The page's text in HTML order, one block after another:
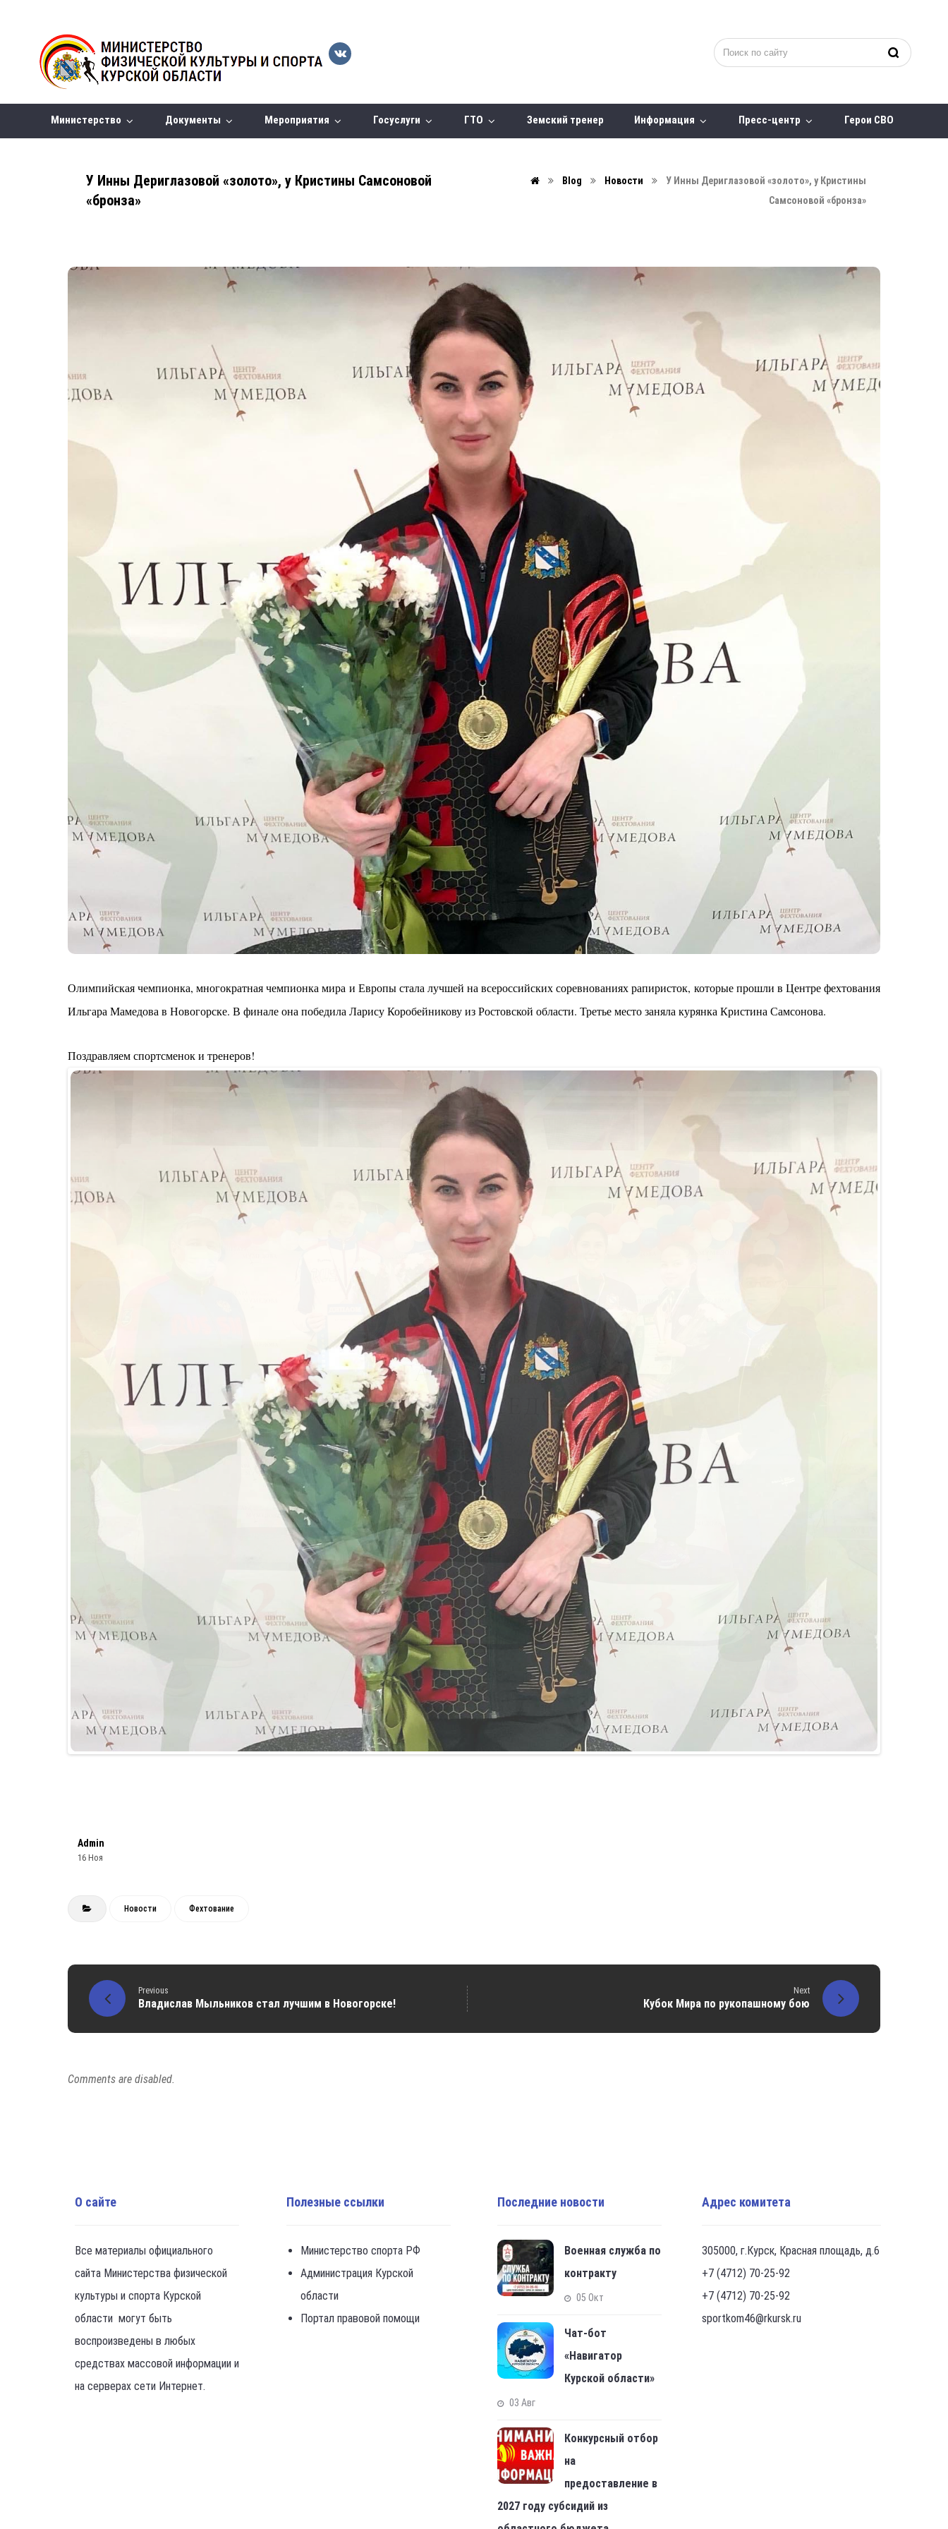
Министерство Документы Мероприятия Госуслуги ГТО Земский тренер Информация Пресс-центр Герои СВО
У Инны Дериглазовой «золото», у Кристины Самсоновой
«бронза»
Blog Новости
У Инны Дериглазовой «золото», у Кристины
Самсоновой «бронза»
Олимпийская чемпионка, многократная чемпионка мира и Европы стала лучшей на всероссийских соревнованиях рапиристок, которые прошли в Центре фехтования
Ильгара Мамедова в Новогорске. В финале она победила Ларису Коробейникову из Ростовской области. Третье место заняла курянка Кристина Самсонова.
Поздравляем спортсменок и тренеров!
Admin
16 Ноя
Новости Фехтование
Previous
Владислав Мыльников стал лучшим в Новогорске!
Next
Кубок Мира по рукопашному бою
Comments are disabled.
О сайте
Все материалы официального
сайта Министерства физической
культуры и спорта Курской
области могут быть
воспроизведены в любых
средствах массовой информации и
на серверах сети Интернет.
Полезные ссылки
Министерство спорта РФ
Администрация Курской
области
Портал правовой помощи
Последние новости
Военная служба по
контракту
05 Окт
Чат-бот
«Навигатор
Курской области»
03 Авг
Конкурсный отбор
на
предоставление в
2027 году субсидий из
Адрес комитета
305000, г.Курск, Красная площадь, д.6
+7 (4712) 70-25-92
+7 (4712) 70-25-92
sportkom46@rkursk.ru